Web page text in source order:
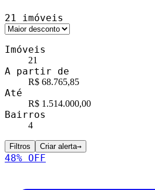
21 imóveis
Imóveis
21
A partir de
R$ 68.765,85
Até
R$ 1.514.000,00
Bairros
4
Filtros Criar alerta→
48% OFF